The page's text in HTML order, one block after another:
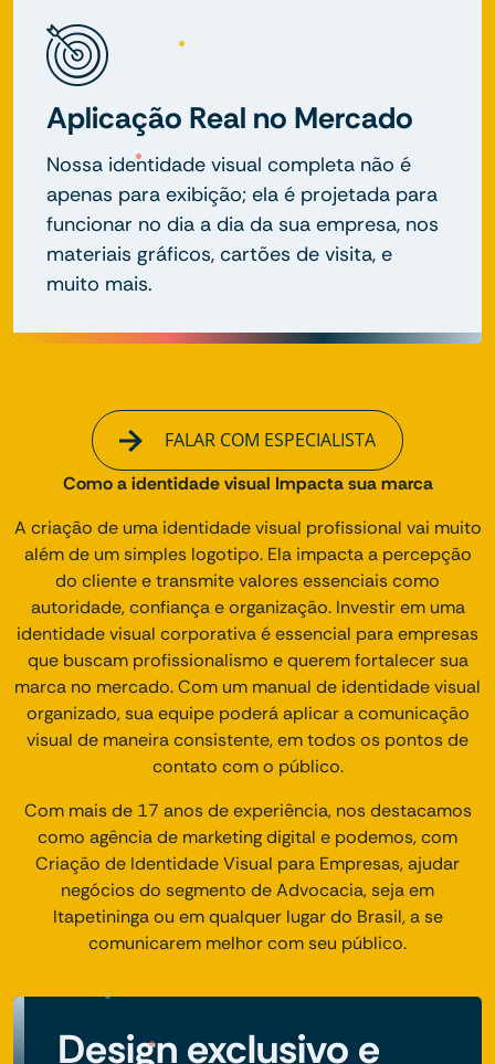
Aplicação Real no Mercado
Nossa identidade visual completa não é
apenas para exibição; ela é projetada para
funcionar no dia a dia da sua empresa, nos
materiais gráficos, cartões de visita, e
muito mais.
FALAR COM ESPECIALISTA
Como a identidade visual Impacta sua marca
A criação de uma identidade visual profissional vai muito
além de um simples logotipo. Ela impacta a percepção
do cliente e transmite valores essenciais como
autoridade, confiança e organização. Investir em uma
identidade visual corporativa é essencial para empresas
que buscam profissionalismo e querem fortalecer sua
marca no mercado. Com um manual de identidade visual
organizado, sua equipe poderá aplicar a comunicação
visual de maneira consistente, em todos os pontos de
contato com o público.
Com mais de 17 anos de experiência, nos destacamos
como agência de marketing digital e podemos, com
Criação de Identidade Visual para Empresas, ajudar
negócios do segmento de Advocacia, seja em
Itapetininga ou em qualquer lugar do Brasil, a se
comunicarem melhor com seu público.
Design exclusivo e